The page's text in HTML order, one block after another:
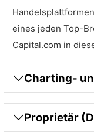
eines jeden Top-
Capital.com in
Charting-
Proprietär